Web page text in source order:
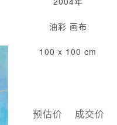
油彩 画布
100 x 100 cm
预估价 成交价